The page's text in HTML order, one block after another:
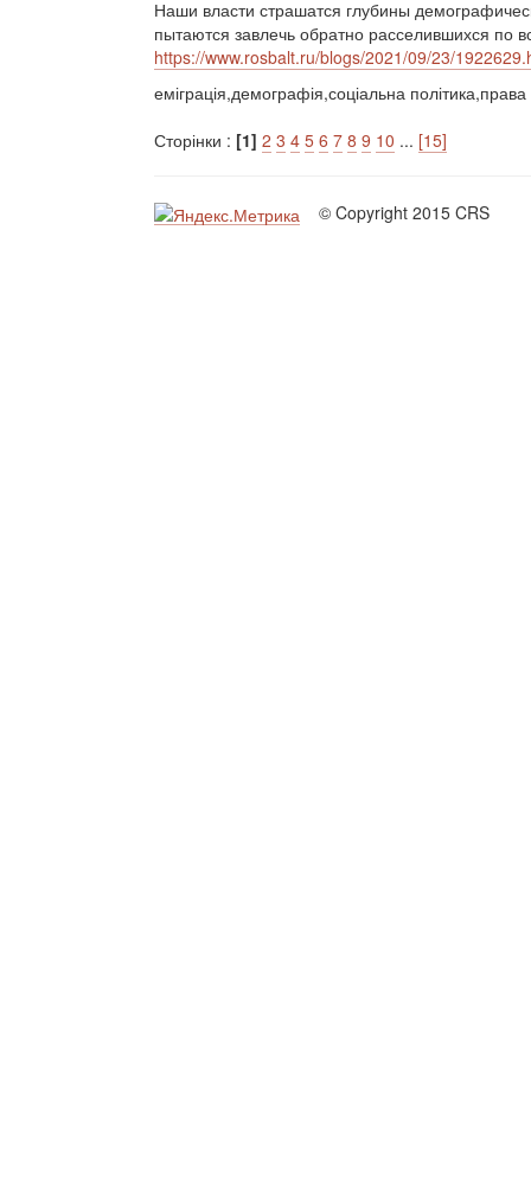
Наши власти страшатся глубины
пытаются завлечь обратно расселившихся по
https://www.rosbalt.ru/blogs/2021/09/23/
еміграція,демографія,соціальна
Сторінки : [1] 2 3 4 5 6 7 8 9 10 ... [15]
© Copyright 2015 CRS